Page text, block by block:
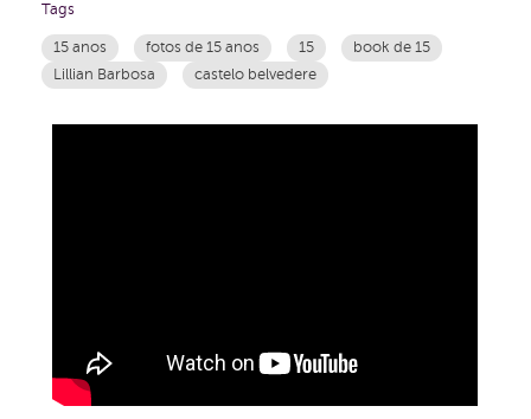
Tags
15 anos fotos de 15 anos 15
book de 15
Lillian Barbosa
castelo belvedere